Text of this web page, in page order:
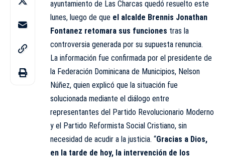
ayuntamiento de Las Charcas quedó resuelto este
lunes, luego de que el alcalde Brennis Jonathan
Fontanez retomara sus funciones tras la
controversia generada por su supuesta renuncia.
La información fue confirmada por el presidente de
la Federación Dominicana de Municipios, Nelson
Núñez, quien explicó que la situación fue
solucionada mediante el diálogo entre
representantes del Partido Revolucionario Moderno
y el Partido Reformista Social Cristiano, sin
necesidad de acudir a la justicia. “Gracias a Dios,
en la tarde de hoy, la intervención de los